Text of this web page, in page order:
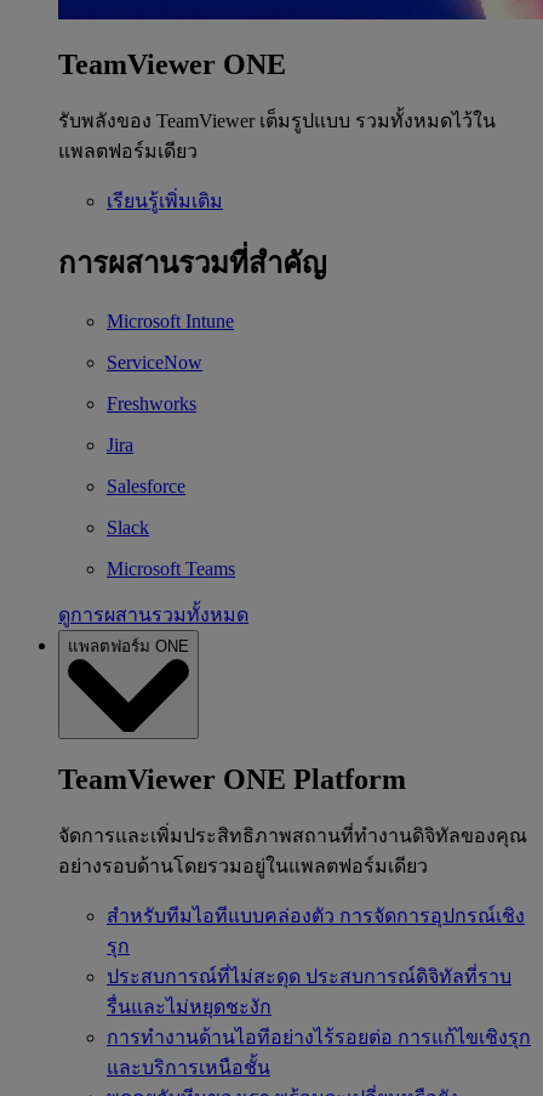
TeamViewer ONE
รับพลังของ TeamViewer เต็มรูปแบบ รวมทั้งหมดไว้ใน
แพลตฟอร์มเดียว
เรียนรู้เพิ่มเติม
การผสานรวมที่สำคัญ
Microsoft Intune
ServiceNow
Freshworks
Jira
Salesforce
Slack
Microsoft Teams
ดูการผสานรวมทั้งหมด
แพลตฟอร์ม ONE
TeamViewer ONE Platform
จัดการและเพิ่มประสิทธิภาพสถานที่ทำงานดิจิทัลของคุณ
อย่างรอบด้านโดยรวมอยู่ในแพลตฟอร์มเดียว
สำหรับทีมไอทีแบบคล่องตัว การจัดการอุปกรณ์เชิง
รุก
ประสบการณ์ที่ไม่สะดุด ประสบการณ์ดิจิทัลที่ราบ
รื่นและไม่หยุดชะงัก
การทำงานด้านไอทีอย่างไร้รอยต่อ การแก้ไขเชิงรุก
และบริการเหนือชั้น